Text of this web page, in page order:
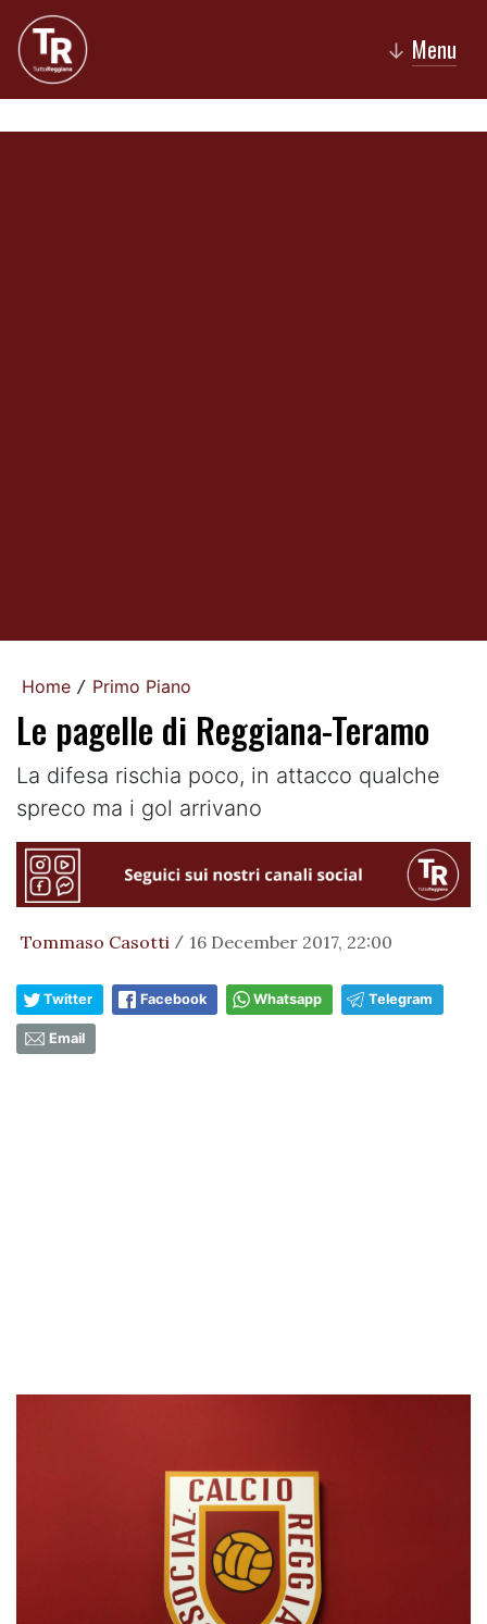
↓ Menu
Home / Primo Piano
Le pagelle di Reggiana-Teramo
La difesa rischia poco, in attacco qualche
spreco ma i gol arrivano
Tommaso Casotti / 16 December 2017, 22:00
Twitter Facebook Whatsapp Telegram
Email